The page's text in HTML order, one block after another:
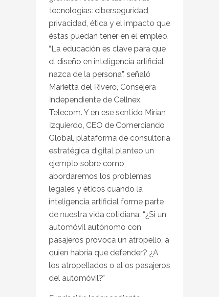
tecnologías: ciberseguridad,
privacidad, ética y el impacto que
éstas puedan tener en el empleo.
“La educación es clave para que
el diseño en inteligencia artificial
nazca de la persona”, señaló
Marietta del Rivero, Consejera
Independiente de Cellnex
Telecom. Y en ese sentido Mirian
Izquierdo, CEO de Comerciando
Global, plataforma de consultoría
estratégica digital planteo un
ejemplo sobre como
abordaremos los problemas
legales y éticos cuando la
inteligencia artificial forme parte
de nuestra vida cotidiana: “¿Si un
automóvil autónomo con
pasajeros provoca un atropello, a
quien habría que defender? ¿A
los atropellados o al os pasajeros
del automóvil?”